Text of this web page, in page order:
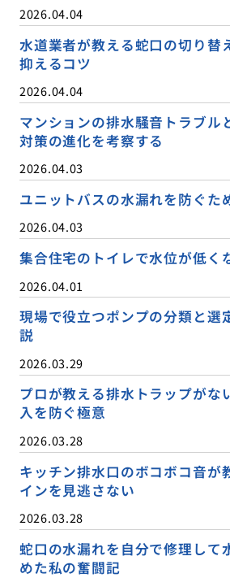
2026.04.04
水道業者が教える蛇口の切り替
抑えるコツ
2026.04.04
マンションの排水騒音トラブル
対策の進化を考察する
2026.04.03
ユニットバスの水漏れを防ぐた
2026.04.03
集合住宅のトイレで水位が低く
2026.04.01
現場で役立つポンプの分類と選
説
2026.03.29
プロが教える排水トラップがな
入を防ぐ極意
2026.03.28
キッチン排水口のボコボコ音が
インを見逃さない
2026.03.28
蛇口の水漏れを自分で修理して
めた私の奮闘記